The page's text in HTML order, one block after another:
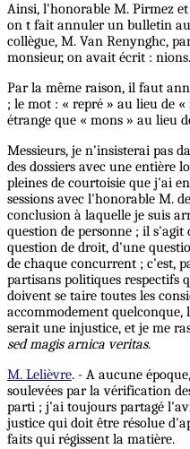
Ainsi, l'honorable M. Pirmez
on t fait annuler un bulletin
collègue, M. Van Renynghc,
monsieur, on avait écrit : nions.
Par la même raison, il faut
; le mot : « repré » au lieu de
étrange que « mons » au lieu
Messieurs, je n'insisterai pas
des dossiers avec une entière
pleines de courtoisie que j'ai
sessions avec l'honorable M.
conclusion à laquelle je suis
question de personne ; il
question de droit, d'une
de chaque concurrent ; c'est,
partisans politiques respectifs
doivent se taire toutes les
accommodement quelconque,
serait une injustice, et je me
sed magis arnica veritas.
M. Lelièvre. - A aucune
soulevées par la vérification
parti ; j'ai toujours partagé
justice qui doit être résolue
faits qui régissent la matière.